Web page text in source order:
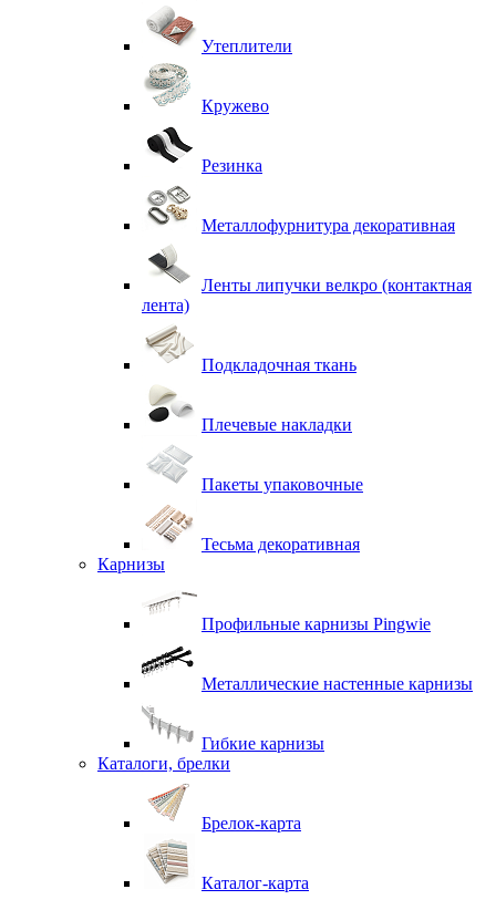
Утеплители
Кружево
Резинка
Металлофурнитура декоративная
Ленты липучки велкро (контактная
лента)
Подкладочная ткань
Плечевые накладки
Пакеты упаковочные
Тесьма декоративная
Карнизы
Профильные карнизы Pingwie
Металлические настенные карнизы
Гибкие карнизы
Каталоги, брелки
Брелок-карта
Каталог-карта